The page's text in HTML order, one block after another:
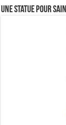
Une statue pour